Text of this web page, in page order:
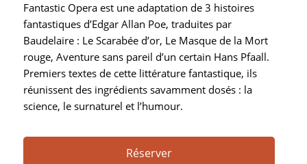
Fantastic Opera est une adaptation de 3 histoires
fantastiques d’Edgar Allan Poe, traduites par
Baudelaire : Le Scarabée d’or, Le Masque de la Mort
rouge, Aventure sans pareil d’un certain Hans Pfaall.
Premiers textes de cette littérature fantastique, ils
réunissent des ingrédients savamment dosés : la
science, le surnaturel et l’humour.
Réserver